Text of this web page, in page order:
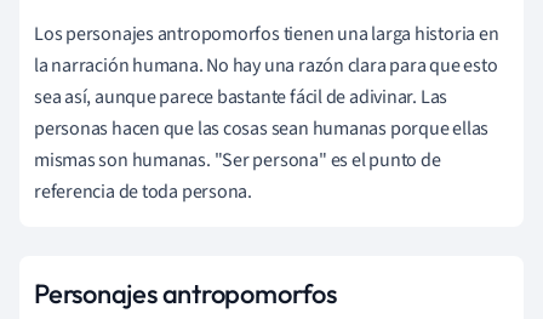
Los personajes antropomorfos tienen una larga historia en
la narración humana. No hay una razón clara para que esto
sea así, aunque parece bastante fácil de adivinar. Las
personas hacen que las cosas sean humanas porque ellas
mismas son humanas. "Ser persona" es el punto de
referencia de toda persona.
Personajes antropomorfos